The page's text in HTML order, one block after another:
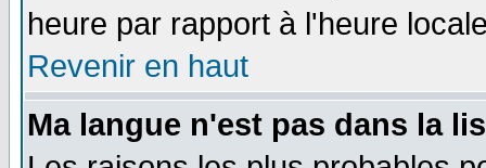
heure par rapport à l'heure
Revenir en haut
Ma langue n'est pas dans la